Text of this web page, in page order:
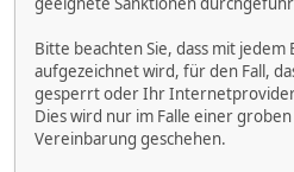
Bitte beachten Sie, dass mit
aufgezeichnet wird, für den Fall,
gesperrt oder Ihr
Dies wird nur im Falle einer
Vereinbarung geschehen.